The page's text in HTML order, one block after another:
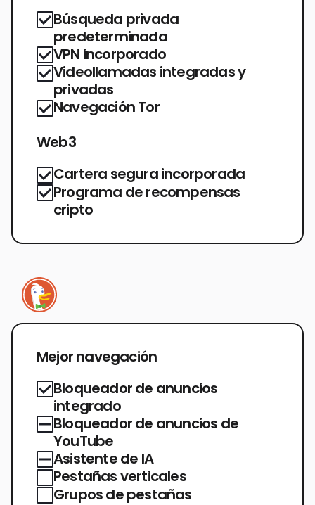
Búsqueda privada
predeterminada
VPN incorporado
Videollamadas integradas y
privadas
Navegación Tor
Web3
Cartera segura incorporada
Programa de recompensas
cripto
Mejor navegación
Bloqueador de anuncios
integrado
Bloqueador de anuncios de
YouTube
Asistente de IA
Pestañas verticales
Grupos de pestañas